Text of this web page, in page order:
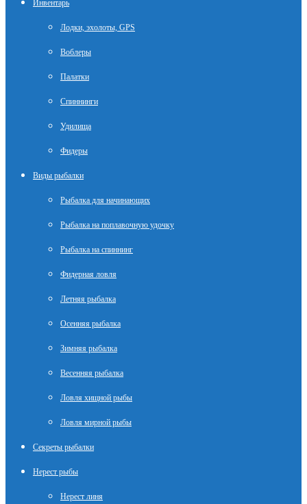
Инвентарь
Лодки, эхолоты, GPS
Воблеры
Палатки
Спиннинги
Удилища
Фидеры
Виды рыбалки
Рыбалка для начинающих
Рыбалка на поплавочную удочку
Рыбалка на спиннинг
Фидерная ловля
Летняя рыбалка
Осенняя рыбалка
Зимняя рыбалка
Весенняя рыбалка
Ловля хищной рыбы
Ловля мирной рыбы
Секреты рыбалки
Нерест рыбы
Нерест линя